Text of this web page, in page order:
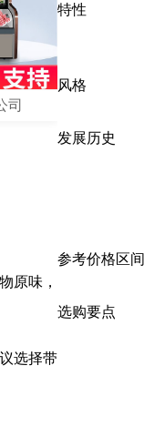
司
原味，
选择带
特性
风格
发展历史
参考价格区间
选购要点